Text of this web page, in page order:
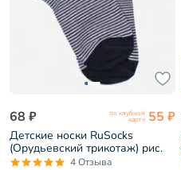
68 ₽ по клубной
карте 55 ₽
Детские носки RuSocks
(Орудьевский трикотаж) рис.
01, ТЕМНО-СИНИЕ (Д-86)
4 Отзыва